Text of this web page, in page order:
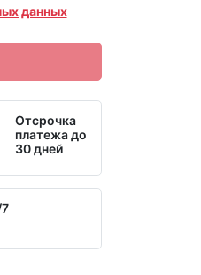
данных
Отсрочка
платежа до
30 дней